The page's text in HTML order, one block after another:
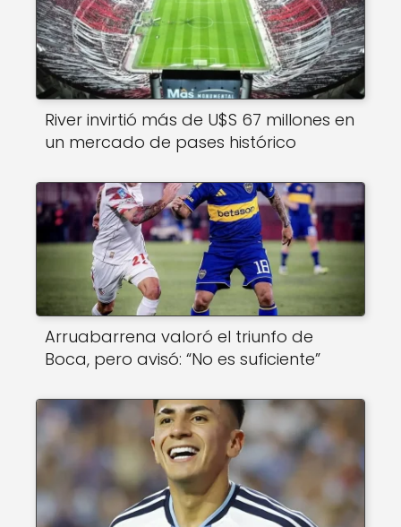
River invirtió más de U$S 67 millones en
un mercado de pases histórico
Arruabarrena valoró el triunfo de
Boca, pero avisó: “No es suficiente”